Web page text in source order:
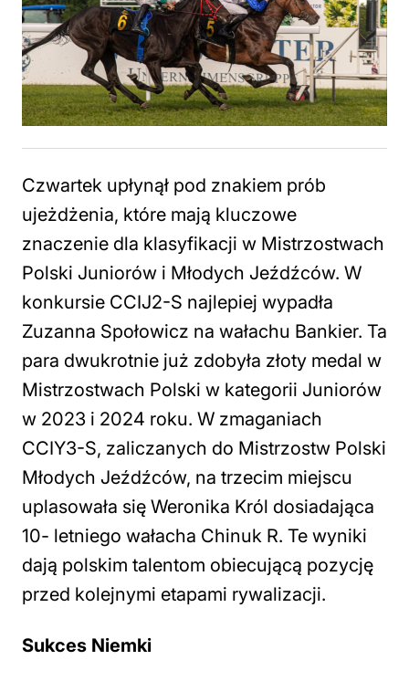
Czwartek upłynął pod znakiem prób
ujeżdżenia, które mają kluczowe
znaczenie dla klasyfikacji w Mistrzostwach
Polski Juniorów i Młodych Jeźdźców. W
konkursie CCIJ2-S najlepiej wypadła
Zuzanna Społowicz na wałachu Bankier. Ta
para dwukrotnie już zdobyła złoty medal w
Mistrzostwach Polski w kategorii Juniorów
w 2023 i 2024 roku. W zmaganiach
CCIY3-S, zaliczanych do Mistrzostw Polski
Młodych Jeźdźców, na trzecim miejscu
uplasowała się Weronika Król dosiadająca
10- letniego wałacha Chinuk R. Te wyniki
dają polskim talentom obiecującą pozycję
przed kolejnymi etapami rywalizacji.
Sukces Niemki